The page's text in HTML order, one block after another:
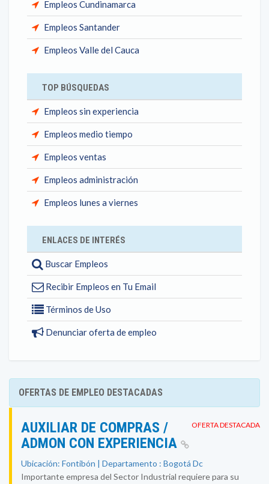
Empleos Cundinamarca
Empleos Santander
Empleos Valle del Cauca
TOP BÚSQUEDAS
Empleos sin experiencia
Empleos medio tiempo
Empleos ventas
Empleos administración
Empleos lunes a viernes
ENLACES DE INTERÉS
Buscar Empleos
Recibir Empleos en Tu Email
Términos de Uso
Denunciar oferta de empleo
OFERTAS DE EMPLEO DESTACADAS
OFERTA DESTACADA
AUXILIAR DE COMPRAS /
ADMON CON EXPERIENCIA
Ubicación: Fontibón | Departamento : Bogotá Dc
Importante empresa del Sector Industrial requiere para su